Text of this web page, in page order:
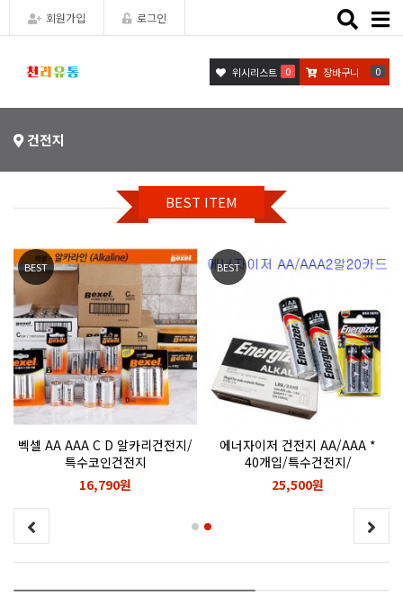
회원가입 로그인
Toggle
위시리스트 0 장바구니 0
건전지
BEST ITEM
BEST
벡셀 AA AAA C D 알카리건전지/
특수코인건전지
2016,2025,A76,2032,란탄건전지
16,790원
BEST
에너자이저 건전지 AA/AAA *
40개입/특수건전지/
코인건전지/2016.2025.A76.2032.
란탄건전지
25,500원